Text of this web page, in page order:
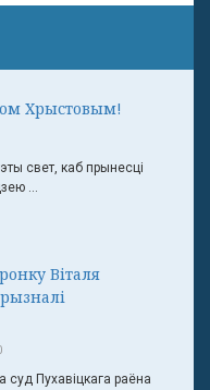
Хрыстовым!
свет, каб прынесці
...
Віталя
суд Пухавіцкага раёна